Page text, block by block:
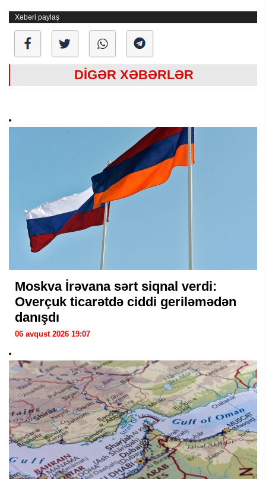
Xəbəri paylaş
DİGƏR XƏBƏRLƏR
Moskva İrəvana sərt siqnal verdi:
Overçuk ticarətdə ciddi geriləmədən
danışdı
06 avqust 2026 19:07